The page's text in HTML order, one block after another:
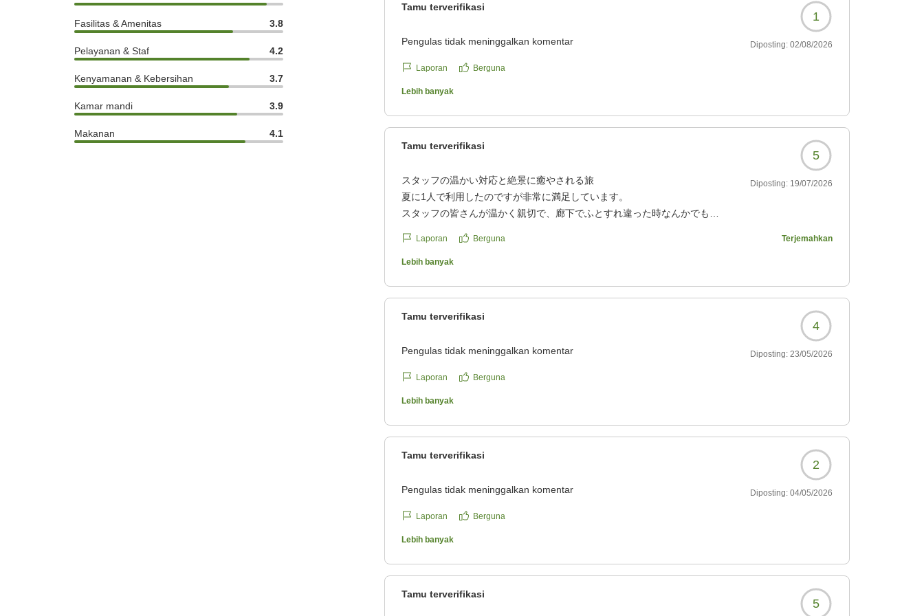
Fasilitas & Amenitas 3.8
Pelayanan & Staf 4.2
Kenyamanan & Kebersihan 3.7
Kamar mandi 3.9
Makanan 4.1
Tamu terverifikasi
1
Pengulas tidak meninggalkan komentar Diposting: 02/08/2026
Laporan Berguna
Lebih banyak
Tamu terverifikasi
5
スタッフの温かい対応と絶景に癒やされる旅
夏に1人で利用したのですが非常に満足しています。
スタッフの皆さんが温かく親切で、廊下でふとすれ違った時なんかでも
ごくあったかい気持ちになりました。
スキー場のオフシーズンということもあって、カフェ/ラウンジや大浴場は
夕食はフレンチをいただいたのですが、実は私はフレンチをいただくのが
人生で初めてでした。高級なイメージがあって少し緊張して行ったのです
はいえど肩肘張らない感じで、とってもよかったです!私みたいにフレンチ
晴れていたので景色は昼夜問わず素敵でした特に、宿泊したお部屋の小さ
クチコミの詳細はこちらから
reviewId=33123478148139
Diposting: 19/07/2026
Laporan Berguna Terjemahkan
Lebih banyak
Tamu terverifikasi
4
Pengulas tidak meninggalkan komentar Diposting: 23/05/2026
Laporan Berguna
Lebih banyak
Tamu terverifikasi
2
Pengulas tidak meninggalkan komentar Diposting: 04/05/2026
Laporan Berguna
Lebih banyak
Tamu terverifikasi
5